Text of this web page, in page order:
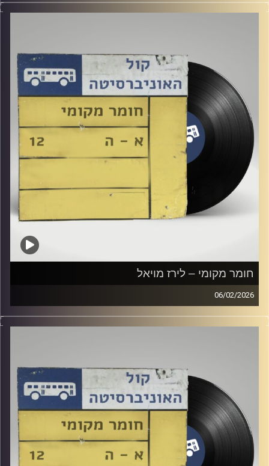
חומר מקומי – לירז מויאל
06/02/2026
שעה של מוזיקה ישראלית עם לירז מויאל